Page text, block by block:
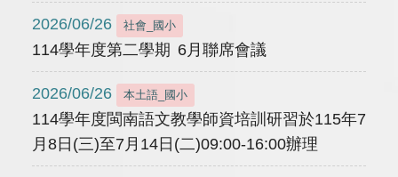
2026/06/26 社會_國小
114學年度第二學期 6月聯席會議
2026/06/26 本土語_國小
114學年度閩南語文教學師資培訓研習於115年7
月8日(三)至7月14日(二)09:00-16:00辦理